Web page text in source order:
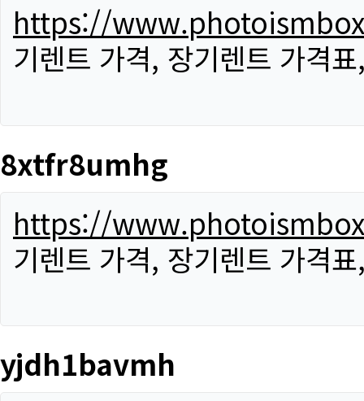
https://
기렌트 가격, 장기렌트 가격
8xtfr8umhg
https://
기렌트 가격, 장기렌트 가격
yjdh1bavmh